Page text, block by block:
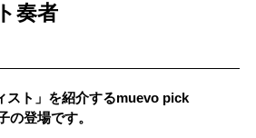
#女性SSW
奏者
スト」を紹介するmuevo pick
の登場です。